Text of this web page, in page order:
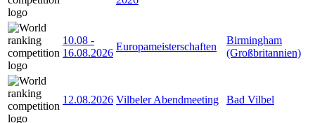
10.08 -
16.08.2026
Europameisterschaften
Birmingham
(Großbritannien)
12.08.2026 Vilbeler Abendmeeting Bad Vilbel